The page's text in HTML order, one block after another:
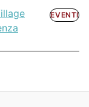
EVENTI